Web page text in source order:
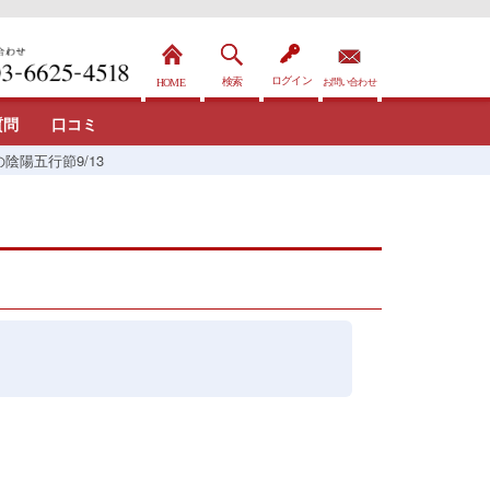
口コミ
陰陽五行節9/13